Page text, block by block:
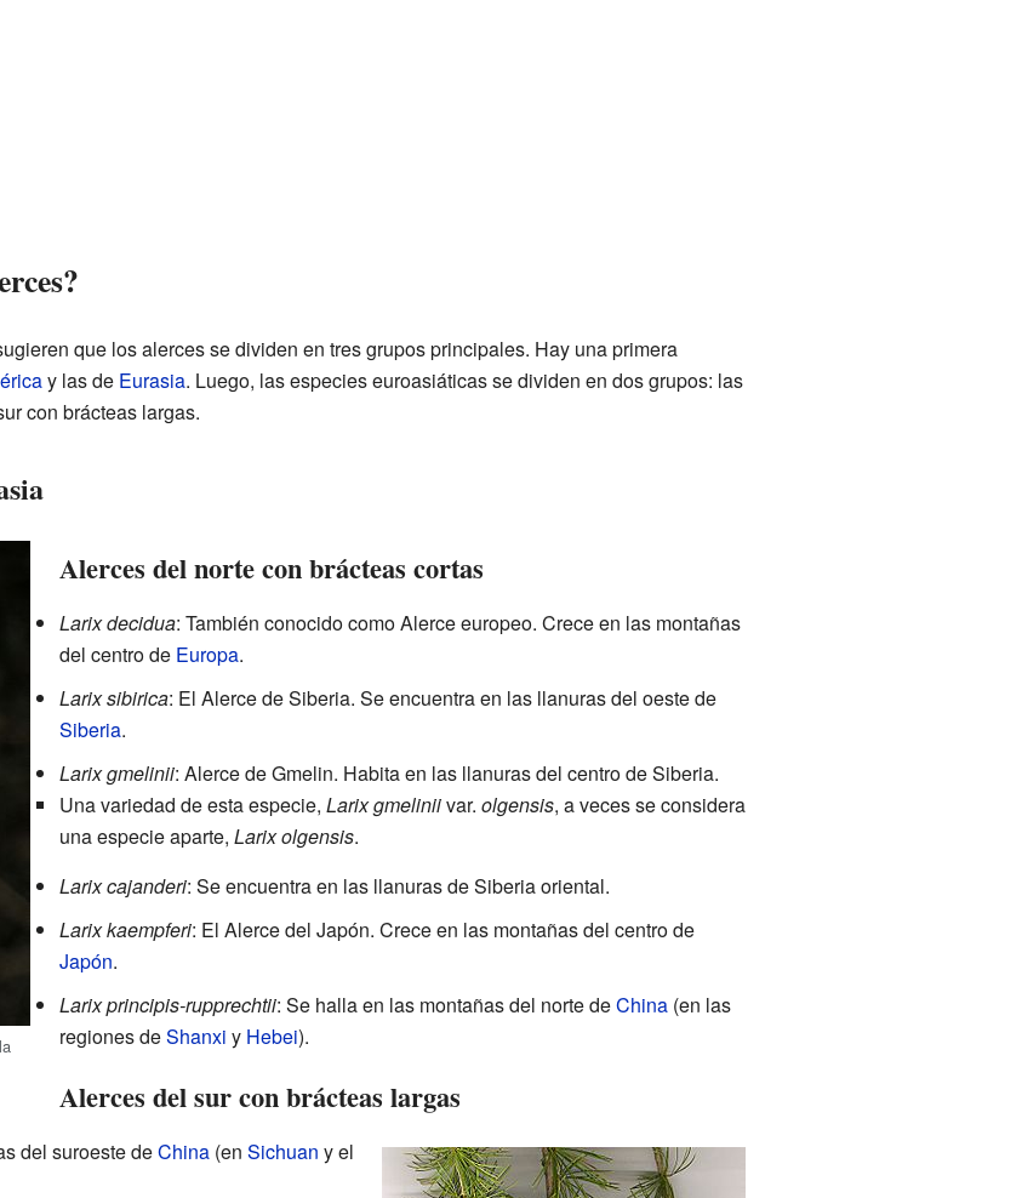
que los alerces se dividen en tres grupos principales. Hay una primera
y las de Eurasia. Luego, las especies euroasiáticas se dividen en dos grupos: las
con brácteas largas.
Alerces del norte con brácteas cortas
Larix decidua: También conocido como Alerce europeo. Crece en las montañas
del centro de Europa.
Larix sibirica: El Alerce de Siberia. Se encuentra en las llanuras del oeste de
Siberia.
Larix gmelinii: Alerce de Gmelin. Habita en las llanuras del centro de Siberia.
Una variedad de esta especie, Larix gmeliniivar. olgensis, a veces se considera
una especie aparte, Larix olgensis.
Larix cajanderi: Se encuentra en las llanuras de Siberia oriental.
Larix kaempferi: El Alerce del Japón. Crece en las montañas del centro de
Japón.
Larix principis-rupprechtii: Se halla en las montañas del norte deChina(en las
regiones deShanxi y Hebei).
Alerces del sur con brácteas largas
del suroeste deChina(en Sichuan y el